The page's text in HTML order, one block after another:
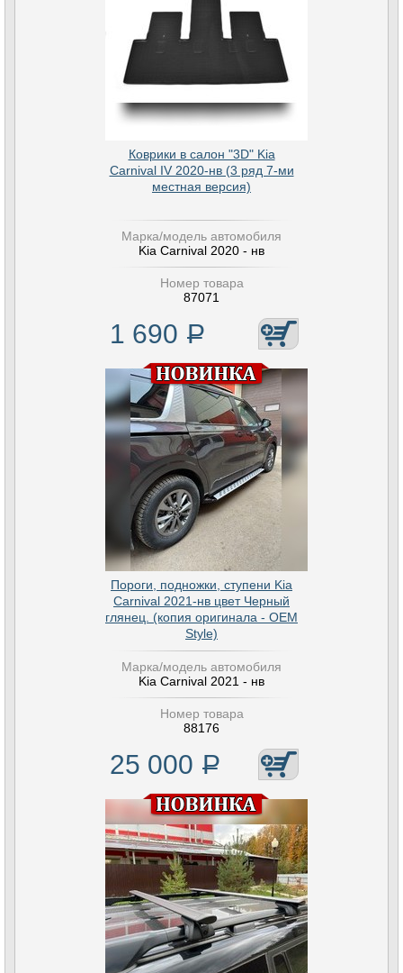
Коврики в салон "3D" Kia
Carnival IV 2020-нв (3 ряд 7-ми
местная версия)
Марка/модель автомобиля
Kia Carnival 2020 - нв
Номер товара
87071
1 690 Р
Пороги, подножки, ступени Kia
Carnival 2021-нв цвет Черный
глянец. (копия оригинала - OEM
Style)
Марка/модель автомобиля
Kia Carnival 2021 - нв
Номер товара
88176
25 000 Р